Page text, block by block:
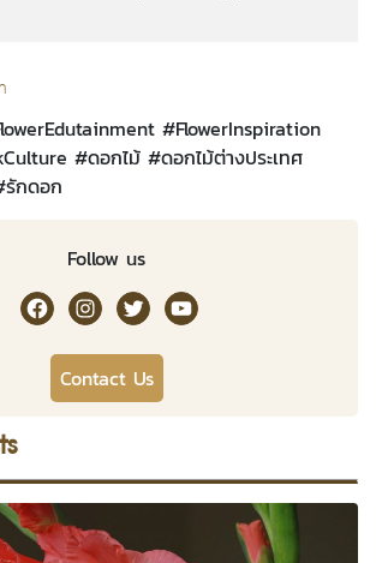
#FlowerInspiration
#ดอกไม้ #ดอกไม้ต่างประเทศ
รักดอก
Follow us
RakDok Channel Facebook
RakDok Channel Instagram
RakDok Twitter
Rakdok Channel
Contact Us